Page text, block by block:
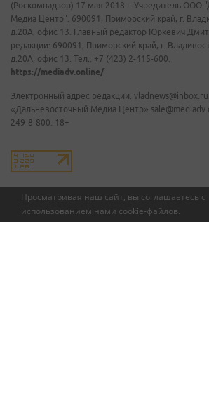
Просматривая наш сайт, вы соглашаетесь с
использованием нами cookie-файлов.
(Роскомнадзор) 17 мая 2018 г. Учредитель ООО
Медиа Центр". 690091, Приморский край, г.
д.20А, офис 13. Главный редактор Юркевич
редакции: 690091, Приморский край, г.
д.20А, офис 13. Тел.: +7 (423) 2-415-600.
https://mediadv.online/
Электронный адрес редакции:
«Дальневосточный Медиа Центр»
249-8-800. 18+